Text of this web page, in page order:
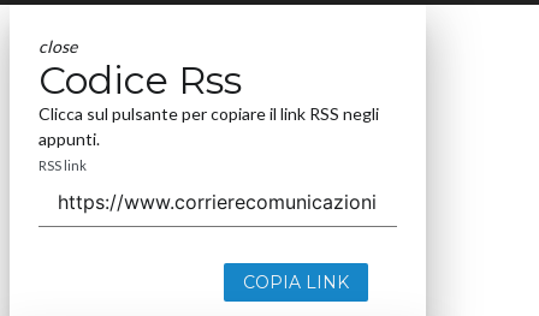
close
Codice Rss
Clicca sul pulsante per copiare il link RSS negli
appunti.
RSS link
COPIA LINK